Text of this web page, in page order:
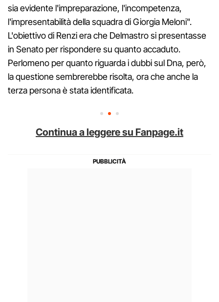
sia evidente l'impreparazione, l'incompetenza,
l'impresentabilità della squadra di Giorgia Meloni".
L'obiettivo di Renzi era che Delmastro si presentasse
in Senato per rispondere su quanto accaduto.
Perlomeno per quanto riguarda i dubbi sul Dna, però,
la questione sembrerebbe risolta, ora che anche la
terza persona è stata identificata.
Continua a leggere su Fanpage.it